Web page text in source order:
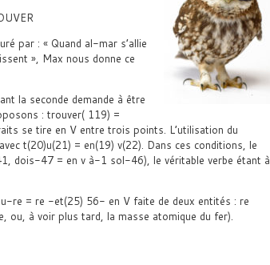
par : « Quand al-mar s’allie
», Max nous donne ce
la seconde demande à être
: trouver( 119) =
se tire en V entre trois points. L’utilisation du
t(20)u(21) = en(19) v(22). Dans ces conditions, le
dois-47 = en v à-1 sol-46), le véritable verbe étant à
re = re -et(25) 56- en V faite de deux entités : re
ou, à voir plus tard, la masse atomique du fer).